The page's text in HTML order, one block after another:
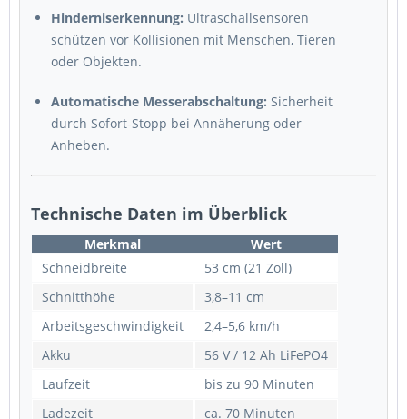
Hinderniserkennung: Ultraschallsensoren
schützen vor Kollisionen mit Menschen, Tieren
oder Objekten.
Automatische Messerabschaltung: Sicherheit
durch Sofort-Stopp bei Annäherung oder
Anheben.
Technische Daten im Überblick
Merkmal
Wert
Schneidbreite
53 cm (21 Zoll)
Schnitthöhe
3,8–11 cm
Arbeitsgeschwindigkeit
2,4–5,6 km/h
Akku
56 V / 12 Ah LiFePO4
Laufzeit
bis zu 90 Minuten
Ladezeit
ca. 70 Minuten